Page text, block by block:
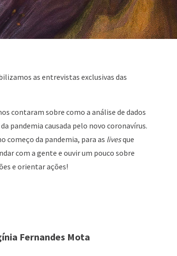
as entrevistas exclusivas das
contaram sobre como a análise de dados
pandemia causada pelo novo coronavírus.
começo da pandemia, para as livesque
com a gente e ouvir um pouco sobre
e orientar ações!
Fernandes Mota